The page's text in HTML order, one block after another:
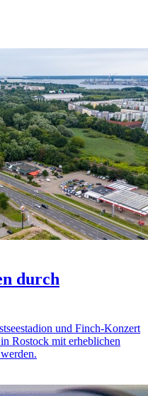
durch
und Finch-Konzert
Rostock mit erheblichen